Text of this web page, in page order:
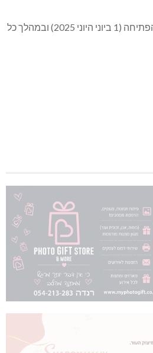
נשמח לראותכם אתנו ביום הפתיחה (1 ביוני היוני 2025) ובמהלך כל